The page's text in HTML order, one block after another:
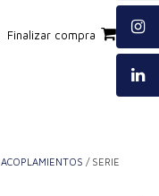
Finalizar compra
ACOPLAMIENTOS / SERIE